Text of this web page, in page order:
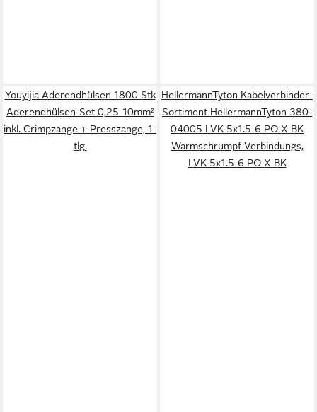
Youyijia Aderendhülsen 1800 Stk
Aderendhülsen-Set 0,25-10mm²
inkl. Crimpzange + Presszange, 1-
tlg.
HellermannTyton Kabelverbinder-
Sortiment HellermannTyton 380-
04005 LVK-5x1.5-6 PO-X BK
Warmschrumpf-Verbindungs,
LVK-5x1.5-6 PO-X BK